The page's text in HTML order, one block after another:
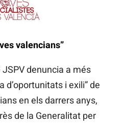
valencians”
denuncia a més
d’oportunitats i exili” de
en els darrers anys,
de la Generalitat per